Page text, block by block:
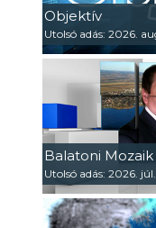
Objektív
Utolsó adás: 2026.
Balatoni Mozaik
Utolsó adás: 2026.